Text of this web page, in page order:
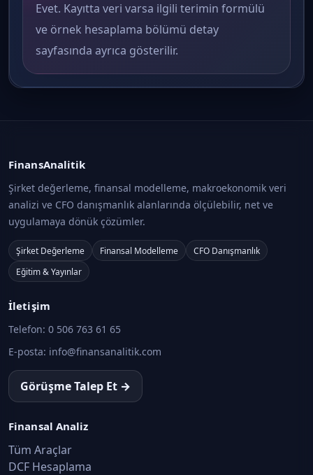
Evet. Kayıtta veri varsa ilgili terimin formülü
ve örnek hesaplama bölümü detay
sayfasında ayrıca gösterilir.
FinansAnalitik
Şirket değerleme, finansal modelleme, makroekonomik veri
analizi ve CFO danışmanlık alanlarında ölçülebilir, net ve
uygulamaya dönük çözümler.
Şirket Değerleme Finansal Modelleme
CFO Danışmanlık
Eğitim & Yayınlar
İletişim
Telefon: 0 506 763 61 65
E-posta: info@finansanalitik.com
Görüşme Talep Et →
Finansal Analiz
Tüm Araçlar
DCF Hesaplama